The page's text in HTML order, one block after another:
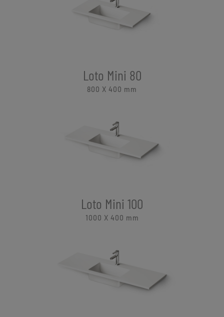
Loto Mini 80
800 X 400 mm
Loto Mini 100
1000 X 400 mm